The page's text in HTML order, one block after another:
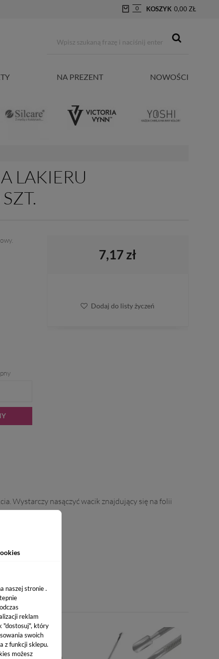
naszej stronie .
reklam
"dostosuj", który
swoich
z funkcji sklepu.
możesz
0 KOSZYK 0,00 ZŁ
NA PREZENT NOWOŚCI
LAKIERU
7,17 zł
Dodaj do listy życzeń
Wystarczy nasączyć wacik znajdujący się na folii